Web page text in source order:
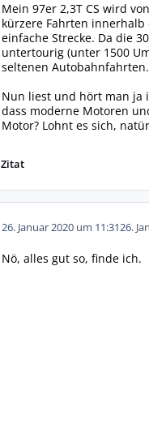
Mein 97er 2,3T CS wird
kürzere Fahrten
einfache Strecke. Da die
untertourig (unter 1500
seltenen Autobahnfahrten.
Nun liest und hört man ja
dass moderne Motoren
Motor? Lohnt es sich,
Zitat
26. Januar 2020 um 11:3126.
Nö, alles gut so, finde ich.